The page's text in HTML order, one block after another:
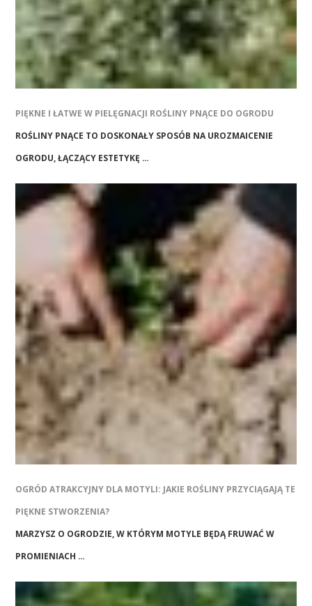
PIĘKNE I ŁATWE W PIELĘGNACJI ROŚLINY PNĄCE DO OGRODU
ROŚLINY PNĄCE TO DOSKONAŁY SPOSÓB NA UROZMAICENIE
OGRODU, ŁĄCZĄCY ESTETYKĘ …
OGRÓD ATRAKCYJNY DLA MOTYLI: JAKIE ROŚLINY PRZYCIĄGAJĄ TE
PIĘKNE STWORZENIA?
MARZYSZ O OGRODZIE, W KTÓRYM MOTYLE BĘDĄ FRUWAĆ W
PROMIENIACH …